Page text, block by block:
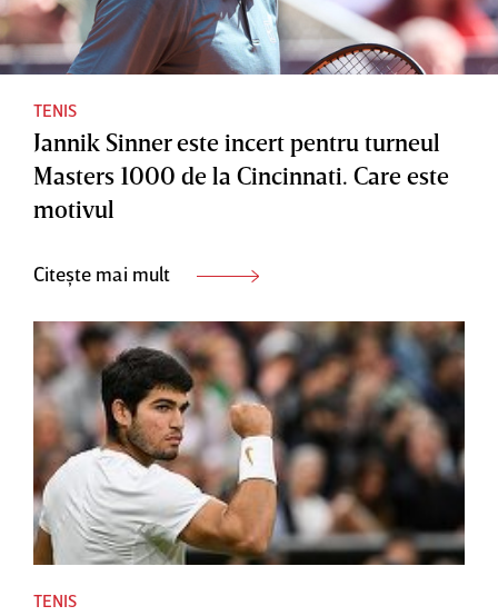
TENIS
Jannik Sinner este incert pentru turneul
Masters 1000 de la Cincinnati. Care este
motivul
Citește mai mult
TENIS